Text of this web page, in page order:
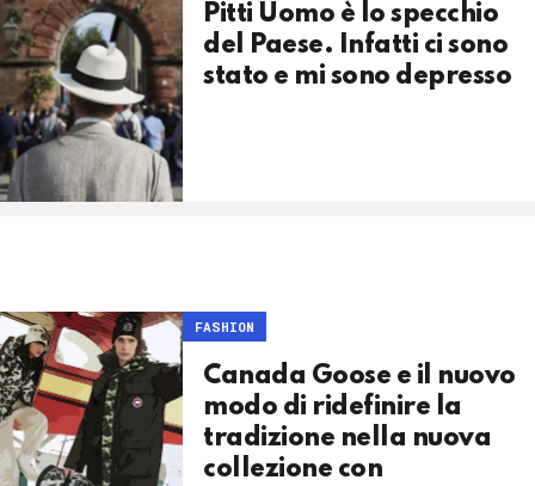
Pitti Uomo è lo specchio
del Paese. Infatti ci sono
stato e mi sono depresso
FASHION
Canada Goose e il nuovo
modo di ridefinire la
tradizione nella nuova
collezione con